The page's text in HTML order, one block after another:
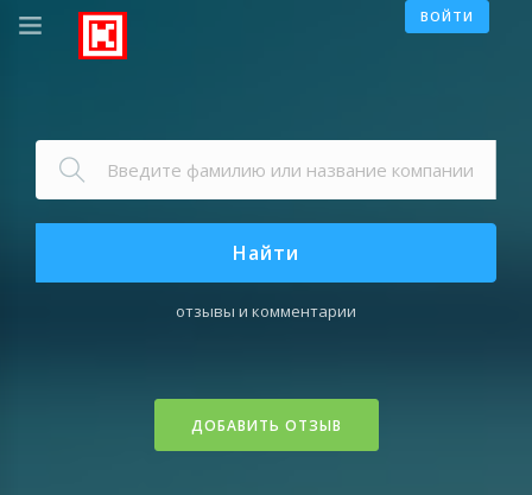
ВОЙТИ
Найти
отзывы и комментарии
ДОБАВИТЬ ОТЗЫВ